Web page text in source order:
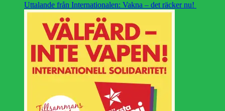
Uttalande från Internationalen: Vakna – det räcker nu!